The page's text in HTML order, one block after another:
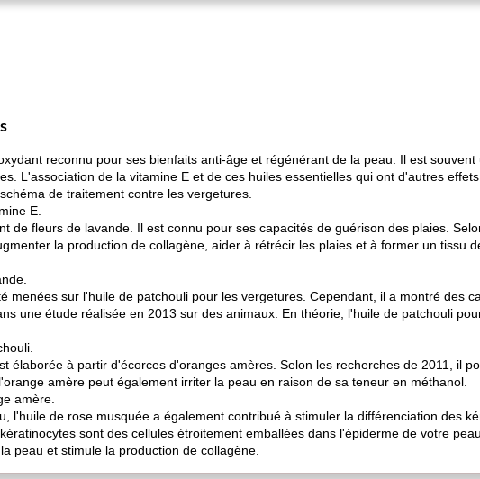
reconnu pour ses bienfaits anti-âge et régénérant de la peau. Il est
L'association de la vitamine E et de ces huiles essentielles qui ont d'autres
de traitement contre les vergetures.
E.
de fleurs de lavande. Il est connu pour ses capacités de guérison des plaies.
la production de collagène, aider à rétrécir les plaies et à former un tissu
menées sur l'huile de patchouli pour les vergetures. Cependant, il a montré des
une étude réalisée en 2013 sur des animaux. En théorie, l'huile de patchouli
élaborée à partir d'écorces d'oranges amères. Selon les recherches de 2011, il
amère peut également irriter la peau en raison de sa teneur en méthanol.
amère.
l'huile de rose musquée a également contribué à stimuler la différenciation des
sont des cellules étroitement emballées dans l'épiderme de votre
peau et stimule la production de collagène.